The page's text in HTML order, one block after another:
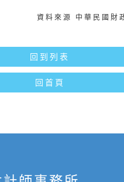
資料來源 中華民國財
回到列表
回首頁